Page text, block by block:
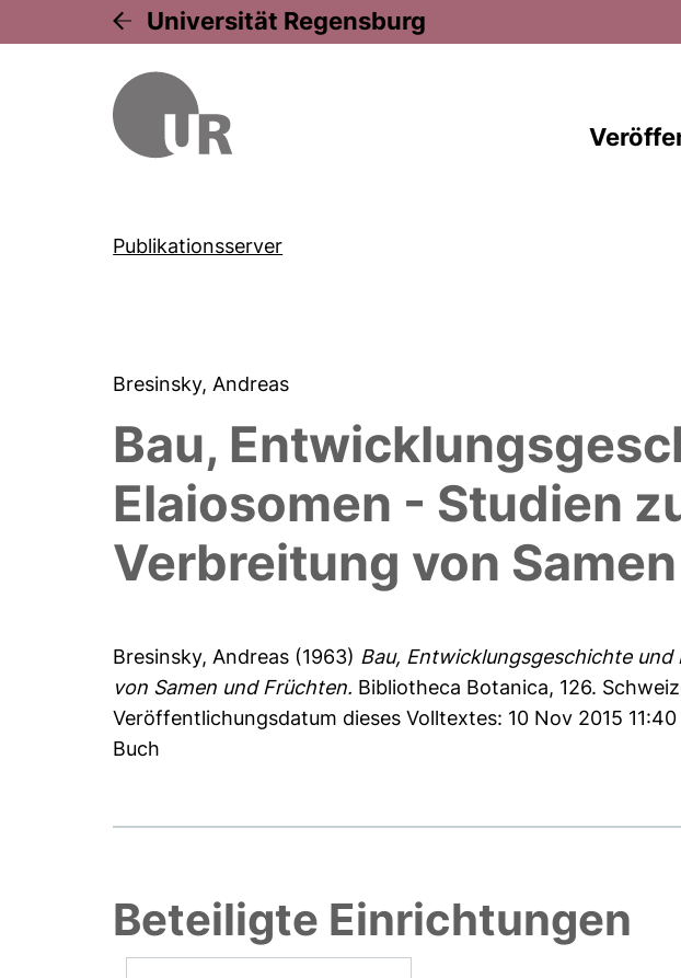
Universität Regensburg
Publikationsserver
Bresinsky, Andreas
Bau,
Elaiosomen - Studien
Verbreitung von
Bresinsky, Andreas (1963) Bau, Entwicklungsgeschichte
von Samen und Früchten. Bibliotheca Botanica, 126.
Veröffentlichungsdatum dieses Volltextes: 10 Nov 2015 11:40
Buch
Beteiligte Einrichtungen